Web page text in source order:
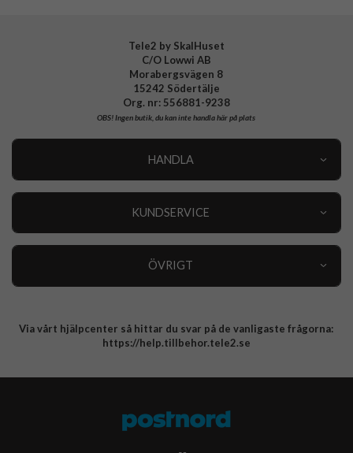
Tele2 by SkalHuset
C/O Lowwi AB
Morabergsvägen 8
15242 Södertälje
Org. nr: 556881-9238
OBS!Ingen butik, du kan inte handla här på plats
HANDLA
KUNDSERVICE
ÖVRIGT
Integritetspolicy
Via vårt hjälpcenter så hittar du svar på de vanligaste frågorna:
https://help.tillbehor.tele2.se